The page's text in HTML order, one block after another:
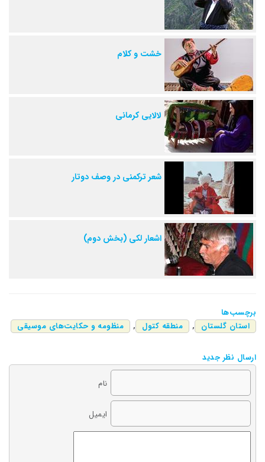
خشت و کلام
لالایی کرمانی
شعر ترکمنی در وصف دوتار
اشعار لکی (بخش دوم)
برچسب‌ها
استان گلستان
, منطقه کتول , منظومه و حکایت‌های موسیقی
ارسال نظر جدید
نام
ایمیل